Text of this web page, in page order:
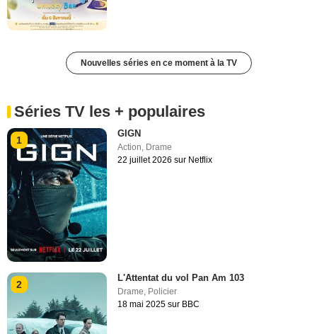
Nouvelles séries en ce moment à la TV
Séries TV les + populaires
1
GIGN
Action, Drame
22 juillet 2026 sur Netflix
2
L'Attentat du vol Pan Am 103
Drame Policier
18 mai 2025 sur BBC